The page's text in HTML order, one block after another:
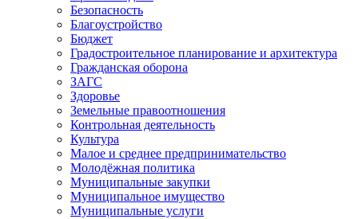
Безопасность
Благоустройство
Бюджет
Градостроительное планирование и архитектура
Гражданская оборона
ЗАГС
Здоровье
Земельные правоотношения
Контрольная деятельность
Культура
Малое и среднее предпринимательство
Молодёжная политика
Муниципальные закупки
Муниципальное имущество
Муниципальные услуги